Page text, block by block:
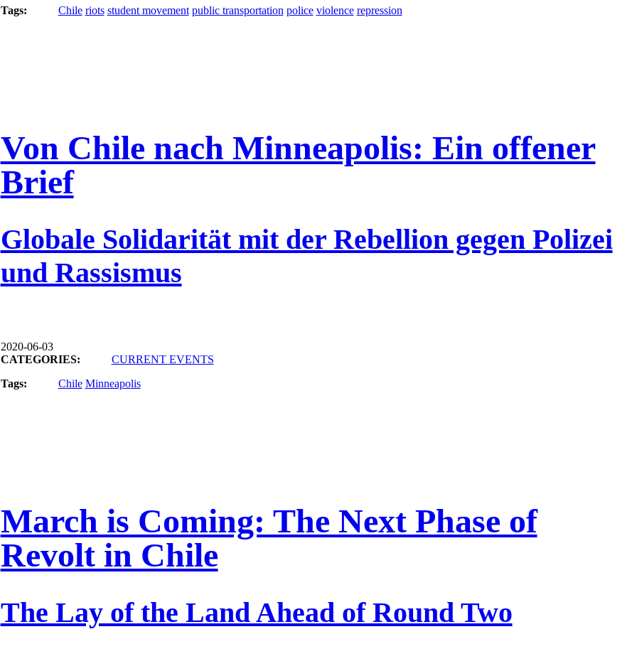
Tags:
Chile riots student movement public transportation police violence repression
Von Chile nach Minneapolis: Ein offener
Brief
Globale Solidarität mit der Rebellion gegen Polizei
und Rassismus
2020-06-03
CATEGORIES:
CURRENT EVENTS
Tags:
Chile Minneapolis
March is Coming: The Next Phase of
Revolt in Chile
The Lay of the Land Ahead of Round Two